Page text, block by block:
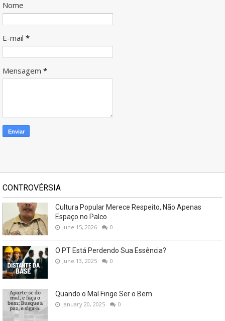
Nome
E-mail *
Mensagem *
CONTROVÉRSIA
Cultura Popular Merece Respeito, Não Apenas
Espaço no Palco
June 15, 2026 0
O PT Está Perdendo Sua Essência?
June 13, 2025 0
Quando o Mal Finge Ser o Bem
January 20, 2025 0